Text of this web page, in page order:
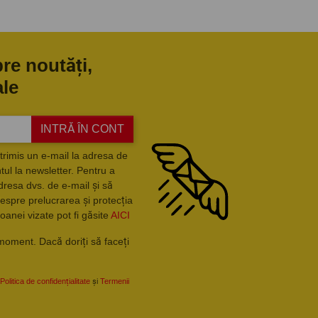
noutăți,
INTRĂ ÎN CONT
un e-mail la adresa de
la newsletter. Pentru a
dvs. de e-mail și să
prelucrarea și protecția
vizate pot fi găsite AICI
Dacă doriți să faceți
Politica de confidențialitate și Termenii